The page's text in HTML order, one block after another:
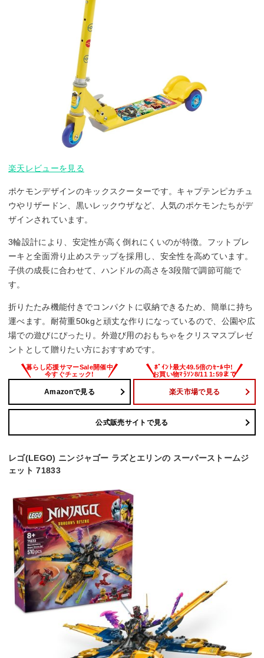
楽天レビューを見る
ポケモンデザインのキックスクーターです。キャプテンピカチュ
ウやリザードン、黒いレックウザなど、人気のポケモンたちがデ
ザインされています。
3輪設計により、安定性が高く倒れにくいのが特徴。フットブレ
ーキと全面滑り止めステップを採用し、安全性を高めています。
子供の成長に合わせて、ハンドルの高さを3段階で調節可能で
す。
折りたたみ機能付きでコンパクトに収納できるため、簡単に持ち
運べます。耐荷重50kgと頑丈な作りになっているので、公園や広
場での遊びにぴったり。外遊び用のおもちゃをクリスマスプレゼ
ントとして贈りたい方におすすめです。
Amazonで見る 楽天市場で見る
公式販売サイトで見る
レゴ(LEGO) ニンジャゴー ラズとエリンの スーパーストームジ
ェット 71833